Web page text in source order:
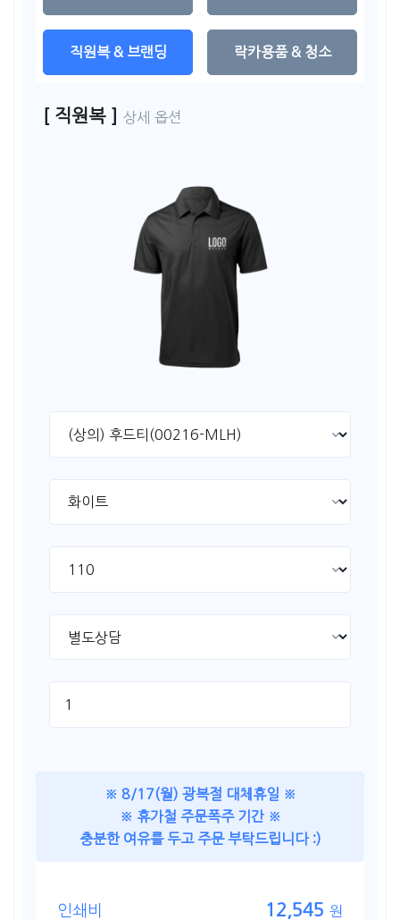
직원복 & 브랜딩 락카용품 & 청소
[ 직원복 ] 상세 옵션
※ 8/17(월) 광복절 대체휴일 ※
※ 휴가철 주문폭주 기간 ※
충분한 여유를 두고 주문 부탁드립니다 :)
인쇄비 12,545 원